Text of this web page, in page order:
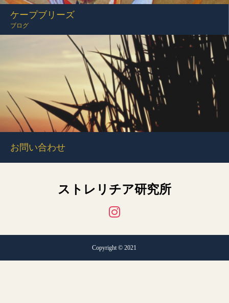
ケープブリーズ
ブログ
お問い合わせ
ストレリチア研究所
Copyright © 2021